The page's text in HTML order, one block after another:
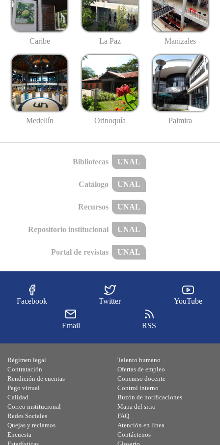
Caribe La Paz Manizales
Medellín Orinoquía Palmira
Bibliotecas UNAL
Catálogo UNAL
Recursos UNAL
Repositorio institucional UNAL
Portal de revistas UNAL
Facebook Twitter YouTube
Email RSS
Régimen legal
Contratación
Rendición de cuentas
Pago virtual
Calidad
Talento humano
Ofertas de empleo
Concurso docente
Control interno
Buzón de notificaciones
Correo institucional
Redes Sociales
Quejas y reclamos
Encuesta
Mapa del sitio
FAQ
Atención en línea
Contáctenos